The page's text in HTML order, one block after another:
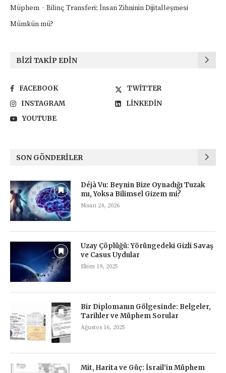
Müphem - Bilinç Transferi: İnsan Zihninin Dijitalleşmesi
Mümkün mü?
BIZI TAKIP EDIN
FACEBOOK
TWITTER
INSTAGRAM
LINKEDIN
YOUTUBE
SON GÖNDERILER
Déjà Vu: Beynin Bize Oynadığı Tuzak
mı, Yoksa Bilimsel Gizem mi?
Nisan 24, 2026
Uzay Çöplüğü: Yörüngedeki Gizli Savaş
ve Casus Uydular
Ekim 19, 2025
Bir Diplomanın Gölgesinde: Belgeler,
Tarihler ve Müphem Sorular
Ağustos 16, 2025
Mit, Harita ve Güç: İsrail’in Müphem